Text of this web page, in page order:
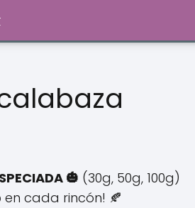
🎃 (30g, 50g, 100g)
en cada rincón! 🍂